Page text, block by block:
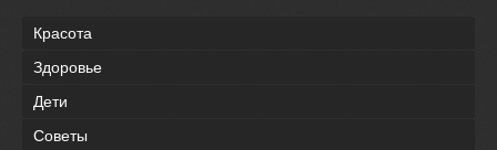
Красота
Здоровье
Дети
Советы